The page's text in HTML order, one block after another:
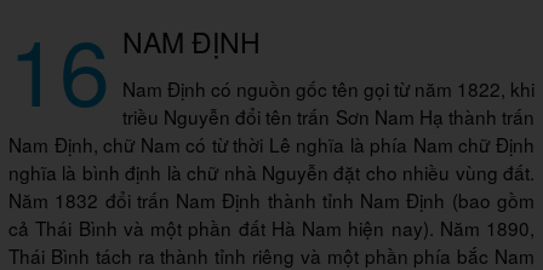
16 NAM ĐỊNH
Nam Định có nguồn gốc tên gọi từ năm 1822, khi
triều Nguyễn đổi tên trấn Sơn Nam Hạ thành trấn
Nam Định, chữ Nam có từ thời Lê nghĩa là phía Nam chữ Định
nghĩa là bình định là chữ nhà Nguyễn đặt cho nhiều vùng đất.
Năm 1832 đổi trấn Nam Định thành tỉnh Nam Định (bao gồm
cả Thái Bình và một phần đất Hà Nam hiện nay). Năm 1890,
Thái Bình tách ra thành tỉnh riêng và một phần phía bắc Nam